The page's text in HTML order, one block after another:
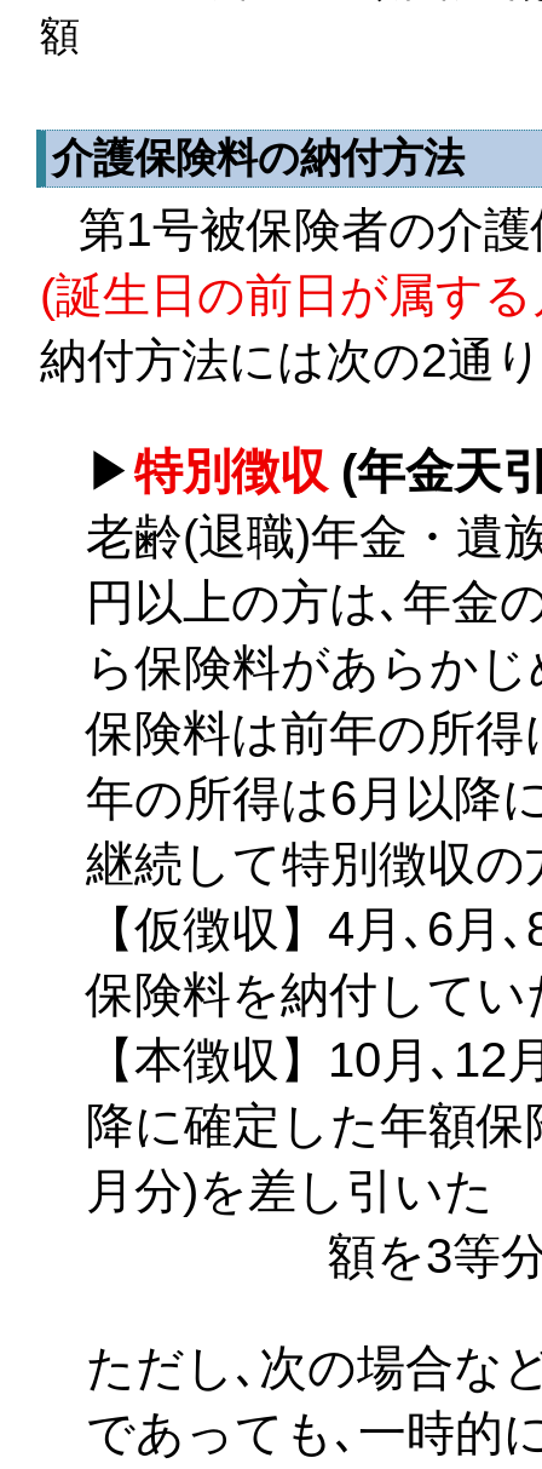
額
介護保険料の納付方法
第1号被保険者の介
(誕生日の前日が属す
納付方法には次の2通
▶特別徴収 (年金天
老齢(退職)年金・遺
円以上の方は､年金
ら保険料があらか
保険料は前年の所
年の所得は6月以降
継続して特別徴収の
【仮徴収】4月､6月
保険料を納付して
【本徴収】10月､
降に確定した年額
月分)を差し引いた
額を3等分し納
ただし､次の場合な
であっても､一時的